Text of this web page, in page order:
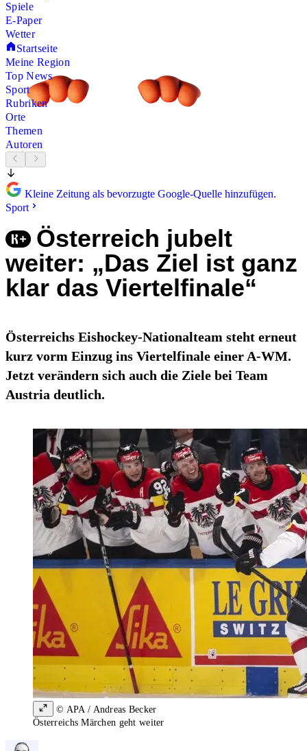
Spiele
E-Paper
Wetter
Startseite
Meine Region
Top News
Sport
Rubriken
Orte
Themen
Autoren
Kleine Zeitung als bevorzugte Google-Quelle hinzufügen.
Sport
Österreich jubelt
weiter: „Das Ziel ist ganz
klar das Viertelfinale“
Österreichs Eishockey-Nationalteam steht erneut
kurz vorm Einzug ins Viertelfinale einer A-WM.
Jetzt verändern sich auch die Ziele bei Team
Austria deutlich.
© APA / Andreas Becker
Österreichs Märchen geht weiter